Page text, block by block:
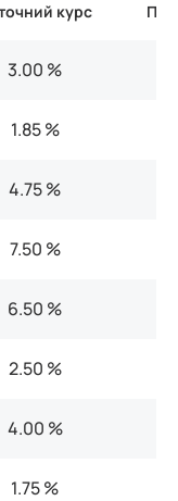
курс
3.00 %
1.85 %
4.75 %
7.50 %
6.50 %
2.50 %
4.00 %
1.75 %